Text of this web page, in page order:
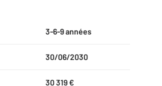
3-6-9 années
30/06/2030
30 319 €